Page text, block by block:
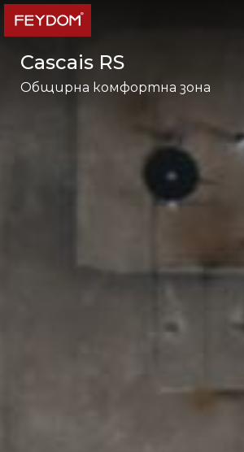
Cascais RS
Общирна комфортна зона